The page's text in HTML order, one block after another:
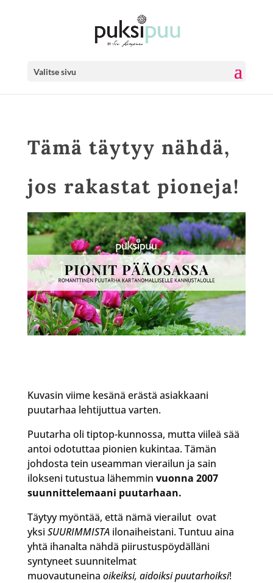
Valitse sivu
Tämä täytyy nähdä,
jos rakastat pioneja!
Kuvasin viime kesänä erästä asiakkaani
puutarhaa lehtijuttua varten.
Puutarha oli tiptop-kunnossa, mutta viileä sää
antoi odotuttaa pionien kukintaa. Tämän
johdosta tein useamman vierailun ja sain
ilokseni tutustua lähemmin vuonna 2007
suunnittelemaani puutarhaan.
Täytyy myöntää, että nämä vierailut ovat
yksi SUURIMMISTAilonaiheistani. Tuntuu aina
yhtä ihanalta nähdä piirustuspöydälläni
syntyneet suunnitelmat
muovautuneina oikeiksi, aidoiksi puutarhoiksi!